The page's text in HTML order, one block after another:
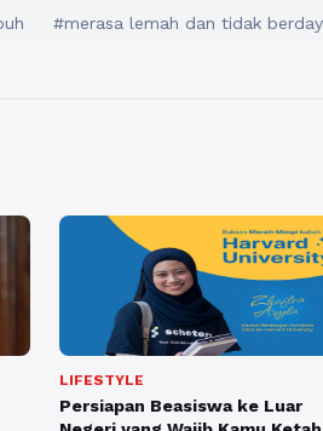
#merasa lemah dan tidak
LIFESTYLE
Persiapan Beasiswa ke Luar